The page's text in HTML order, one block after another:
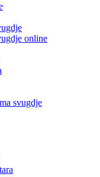
online
svugdje